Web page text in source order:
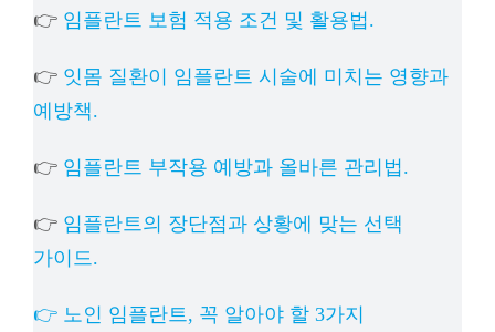
👉 임플란트 보험 적용 조건 및 활용법.
👉 잇몸 질환이 임플란트 시술에 미치는 영향과
예방책.
👉 임플란트 부작용 예방과 올바른 관리법.
👉 임플란트의 장단점과 상황에 맞는 선택
가이드.
👉 노인 임플란트, 꼭 알아야 할 3가지